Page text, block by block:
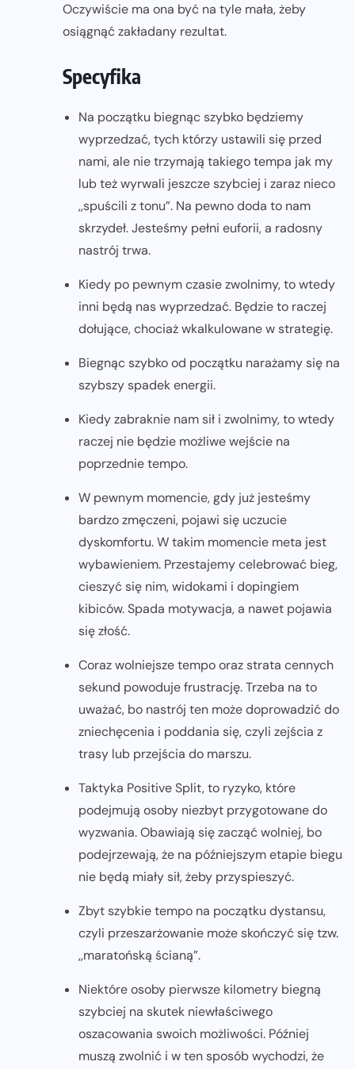
Oczywiście ma ona być na tyle mała, żeby
osiągnąć zakładany rezultat.
Specyfika
Na początku biegnąc szybko będziemy
wyprzedzać, tych którzy ustawili się przed
nami, ale nie trzymają takiego tempa jak my
lub też wyrwali jeszcze szybciej i zaraz nieco
,,spuścili z tonu”. Na pewno doda to nam
skrzydeł. Jesteśmy pełni euforii, a radosny
nastrój trwa.
Kiedy po pewnym czasie zwolnimy, to wtedy
inni będą nas wyprzedzać. Będzie to raczej
dołujące, chociaż wkalkulowane w strategię.
Biegnąc szybko od początku narażamy się na
szybszy spadek energii.
Kiedy zabraknie nam sił i zwolnimy, to wtedy
raczej nie będzie możliwe wejście na
poprzednie tempo.
W pewnym momencie, gdy już jesteśmy
bardzo zmęczeni, pojawi się uczucie
dyskomfortu. W takim momencie meta jest
wybawieniem. Przestajemy celebrować bieg,
cieszyć się nim, widokami i dopingiem
kibiców. Spada motywacja, a nawet pojawia
się złość.
Coraz wolniejsze tempo oraz strata cennych
sekund powoduje frustrację. Trzeba na to
uważać, bo nastrój ten może doprowadzić do
zniechęcenia i poddania się, czyli zejścia z
trasy lub przejścia do marszu.
Taktyka Positive Split, to ryzyko, które
podejmują osoby niezbyt przygotowane do
wyzwania. Obawiają się zacząć wolniej, bo
podejrzewają, że na późniejszym etapie biegu
nie będą miały sił, żeby przyspieszyć.
Zbyt szybkie tempo na początku dystansu,
czyli przeszarżowanie może skończyć się tzw.
,,maratońską ścianą”.
Niektóre osoby pierwsze kilometry biegną
szybciej na skutek niewłaściwego
oszacowania swoich możliwości. Później
muszą zwolnić i w ten sposób wychodzi, że